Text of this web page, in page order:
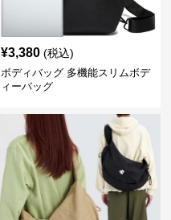
¥3,380 (税込)
ボディバッグ 多機能スリムボデ
ィーバッグ